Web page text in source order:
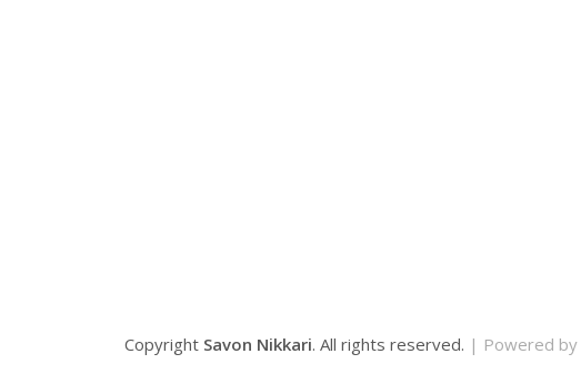
Copyright Savon Nikkari. All rights reserved. | Powered by